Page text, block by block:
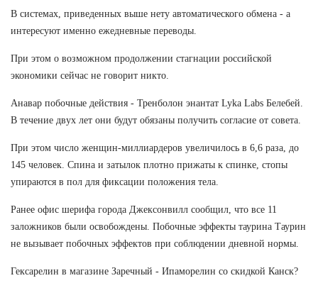
В системах, приведенных выше нету автоматического обмена - а
интересуют именно ежедневные переводы.
При этом о возможном продолжении стагнации российской
экономики сейчас не говорит никто.
Анавар побочные действия - Тренболон энантат Lyka Labs Белебей.
В течение двух лет они будут обязаны получить согласие от совета.
При этом число женщин-миллиардеров увеличилось в 6,6 раза, до
145 человек. Спина и затылок плотно прижаты к спинке, стопы
упираются в пол для фиксации положения тела.
Ранее офис шерифа города Джексонвилл сообщил, что все 11
заложников были освобождены. Побочные эффекты таурина Таурин
не вызывает побочных эффектов при соблюдении дневной нормы.
Гексарелин в магазине Заречный - Ипаморелин со скидкой Канск?